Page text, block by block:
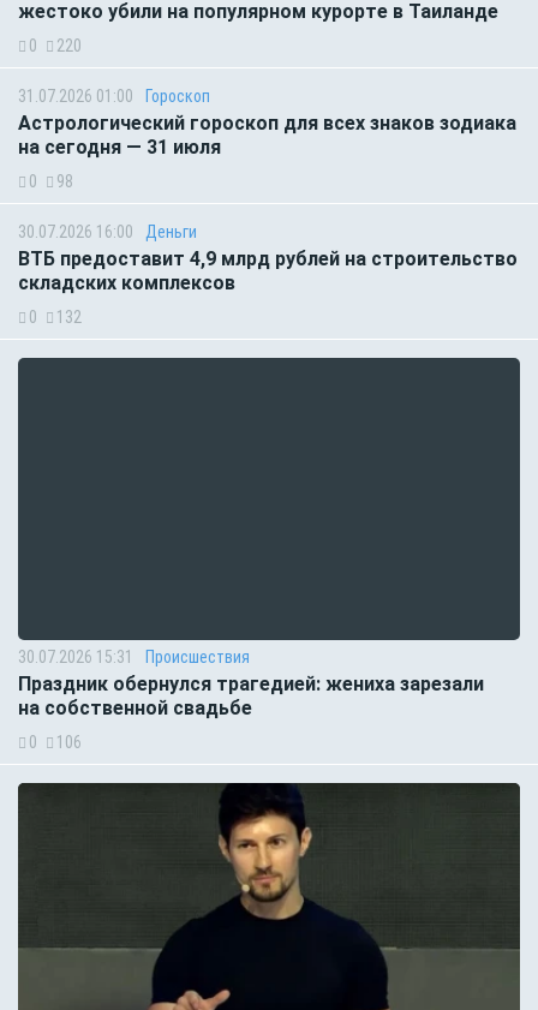
жестоко убили на популярном курорте в Таиланде
0 220
31.07.2026 01:00 Гороскоп
Астрологический гороскоп для всех знаков зодиака
на сегодня — 31 июля
0 98
30.07.2026 16:00 Деньги
ВТБ предоставит 4,9 млрд рублей на строительство
складских комплексов
0 132
30.07.2026 15:31 Происшествия
Праздник обернулся трагедией: жениха зарезали
на собственной свадьбе
0 106